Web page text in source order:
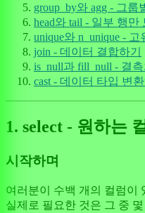
group_by와 agg - 그룹
head와 tail - 일부 행만
unique와 n_unique - 고
join - 데이터 결합하기
is_null과 fill_null - 결측
cast - 데이터 타입 변환
1. select - 원하는
시작하며
여러분이 수백 개의 컬럼이
실제로 필요한 것은 그 중